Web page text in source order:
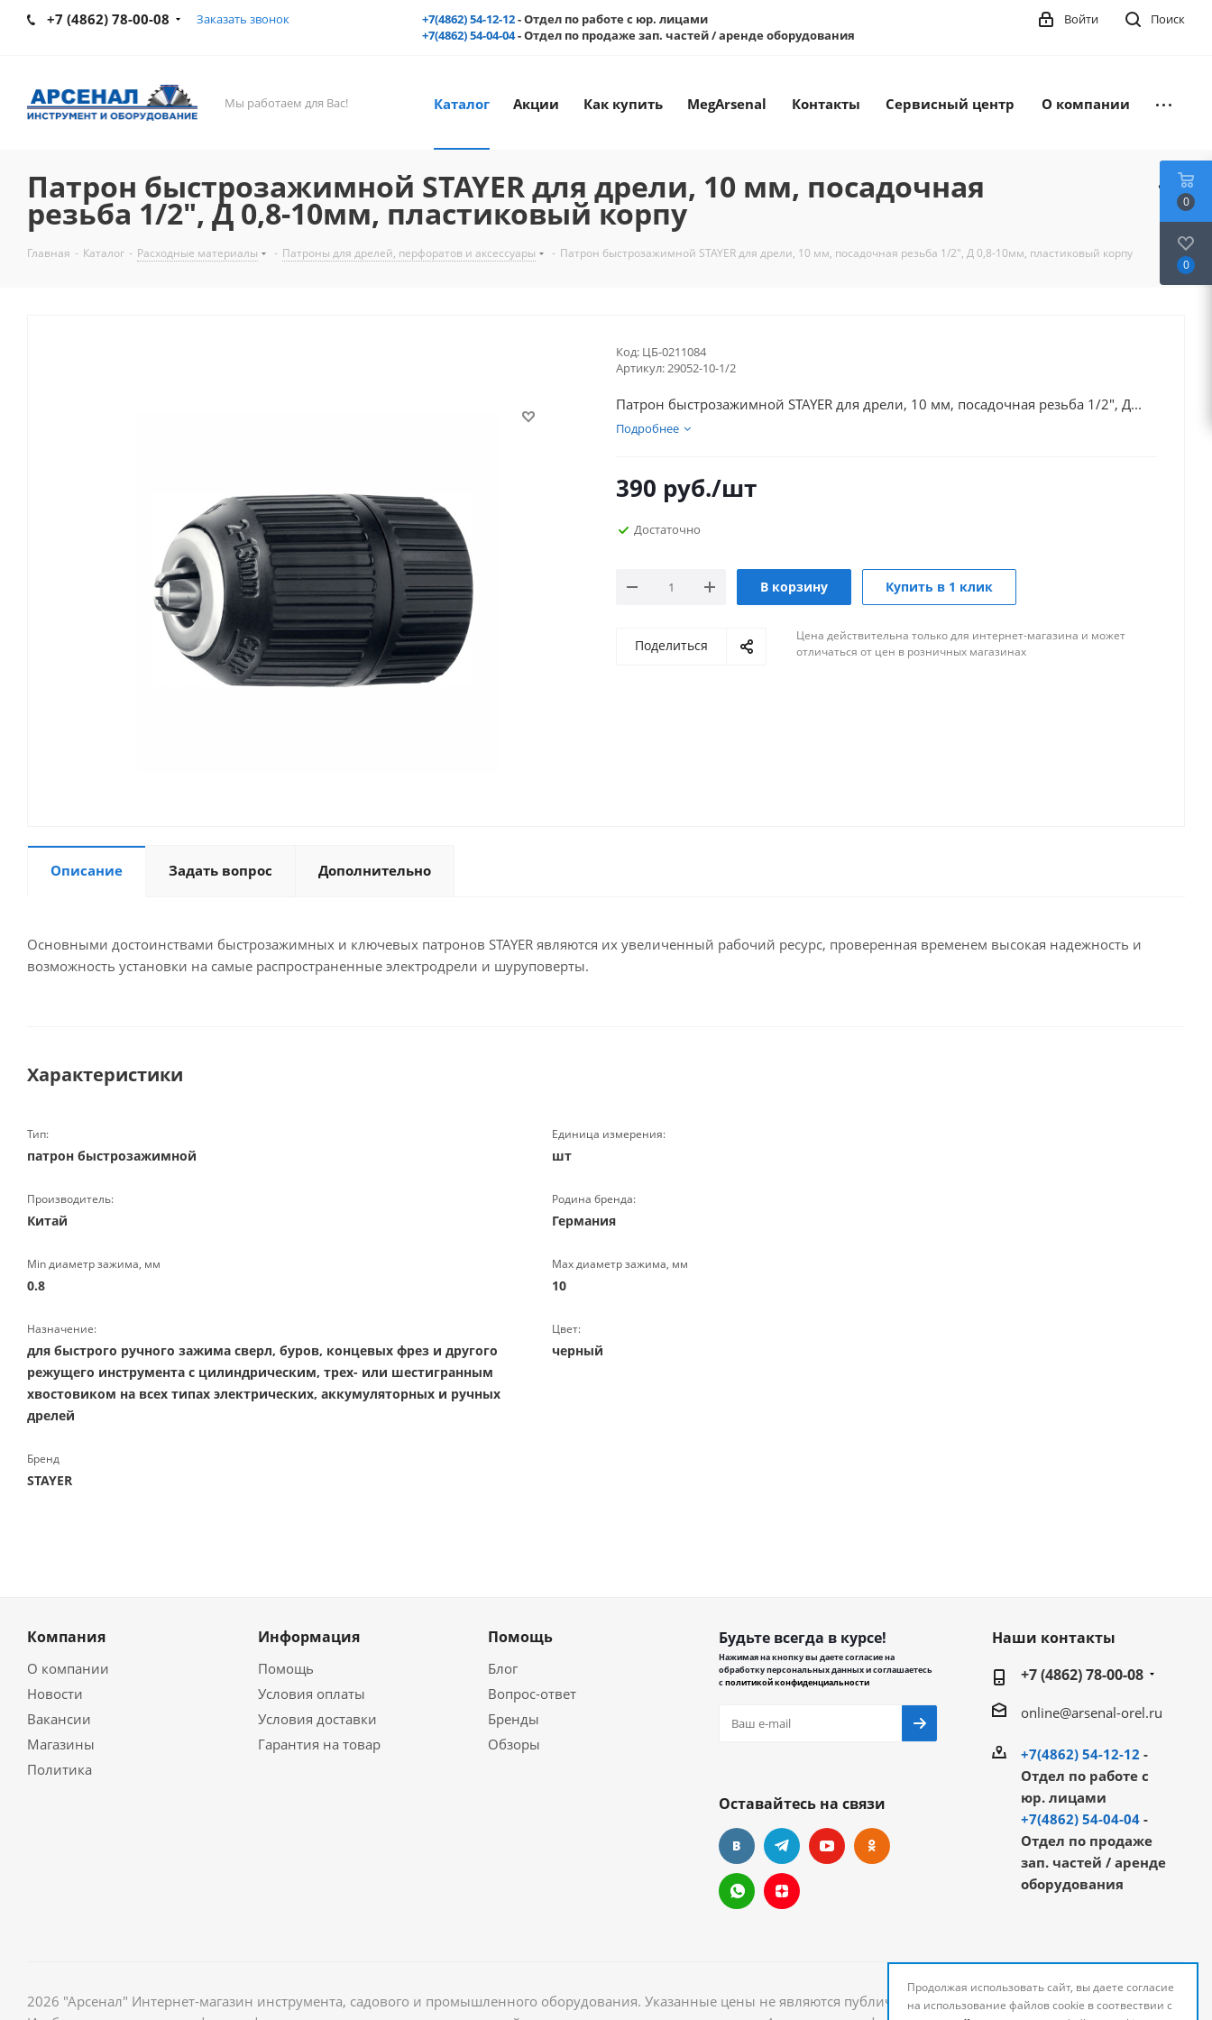
+7 (4862) 78-00-08 Заказать звонок +7(4862) 54-12-12- Отдел по работе с юр. лицами
+7(4862) 54-04-04- Отдел по продаже зап. частей / аренде оборудования
Поиск
Войти
Мы работаем для Вас! Каталог Акции Как купить MegArsenal Контакты Сервисный центр О компании
Патрон быстрозажимной STAYER для дрели, 10 мм, посадочная
резьба 1/2", Д 0,8-10мм, пластиковый корпу
Главная - Каталог - Расходные материалы - Патроны для дрелей, перфоратов и аксессуары - Патрон быстрозажимной STAYER для дрели, 10 мм, посадочная резьба 1/2", Д 0,8-10мм, пластиковый корпу
Код: ЦБ-0211084
Артикул:29052-10-1/2
Патрон быстрозажимной STAYER для дрели, 10 мм, посадочная резьба 1/2", Д...
Подробнее
390 руб./шт
Достаточно
В корзину Купить в 1 клик
Поделиться
Цена действительна только для интернет-магазина и может
отличаться от цен в розничных магазинах
Описание Задать вопрос Дополнительно
Основными достоинствами быстрозажимных и ключевых патронов STAYER являются их увеличенный рабочий ресурс, проверенная временем высокая надежность и
возможность установки на самые распространенные электродрели и шуруповерты.
Характеристики
Тип:
патрон быстрозажимной
Единица измерения:
шт
Производитель:
Китай
Родина бренда:
Германия
Min диаметр зажима, мм
0.8
Max диаметр зажима, мм
10
Назначение:
для быстрого ручного зажима сверл, буров, концевых фрез и другого
режущего инструмента с цилиндрическим, трех- или шестигранным
хвостовиком на всех типах электрических, аккумуляторных и ручных
дрелей
Цвет:
черный
Бренд
STAYER
Компания
О компании
Новости
Вакансии
Магазины
Политика
Информация
Помощь
Условия оплаты
Условия доставки
Гарантия на товар
Помощь
Блог
Вопрос-ответ
Бренды
Обзоры
Будьте всегда в курсе!
Нажимая на кнопку вы даете согласие на
обработку персональных данных и соглашаетесь
сполитикой конфиденциальности
Оставайтесь на связи
Наши контакты
+7 (4862) 78-00-08
online@arsenal-orel.ru
+7(4862) 54-12-12 -
Отдел по работе с
юр. лицами
+7(4862) 54-04-04-
Отдел по продаже
зап. частей / аренде
оборудования
2026 "Арсенал" Интернет-магазин инструмента, садового и промышленного оборудования. Указанные цены не являются публичной офертой и могут быть изменены.
0
0
Продолжая использовать сайт, вы даете согласие
на использование файлов cookie в соотвествии с